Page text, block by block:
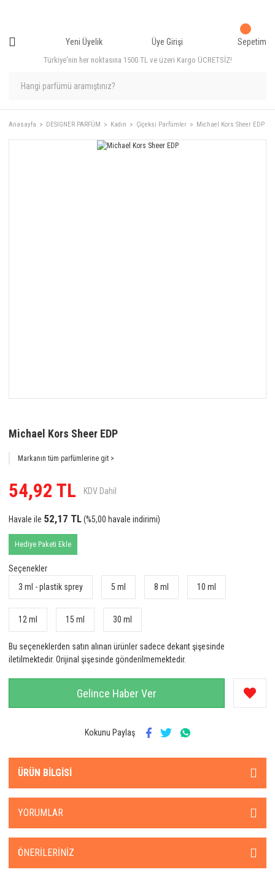
Türkiye'nin her noktasına 1500 TL ve üzeri Kargo ÜCRETSİZ!
Yeni Üyelik Üye Girişi Sepetim
Anasayfa DESIGNER PARFÜM Kadın Çiçeksi Parfümler Michael Kors Sheer EDP
Michael Kors Sheer EDP
Markanın tüm parfümlerine git >
54,92 TL KDV Dahil
Havale ile 52,17 TL(%5,00 havale indirimi)
Hediye Paketi Ekle
Seçenekler
3 ml - plastik sprey
5 ml 8 ml 10 ml
12 ml 15 ml 30 ml
Bu seçeneklerden satın alınan ürünler sadece dekant şişesinde
iletilmektedir. Orijinal şişesinde gönderilmemektedir.
Gelince Haber Ver
Kokunu Paylaş
ÜRÜN BILGISI
YORUMLAR
ÖNERILERINIZ